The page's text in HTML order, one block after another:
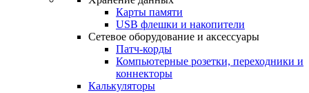
Карты памяти
USB флешки и накопители
Сетевое оборудование и аксессуары
Патч-корды
Компьютерные розетки, переходники и
коннекторы
Калькуляторы